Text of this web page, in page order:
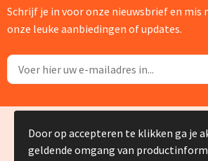
Schrijf je in voor onze nieuwsbrief en mis
onze leuke aanbiedingen of updates.
© Copyright Silvia Bruin
Door op accepteren te klikken ga je
geldende omgang van